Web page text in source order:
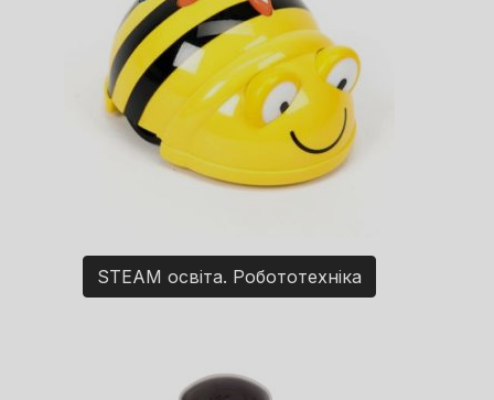
STEAM освіта. Робототехніка